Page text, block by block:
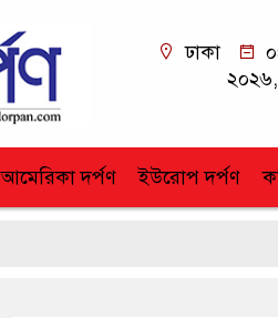
ঢাকা
২০২৬,
আমেরিকা দর্পণ ইউরোপ দর্পণ